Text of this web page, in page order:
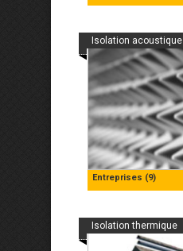
Entreprises (9)
Isolation acoustique
Isolation thermique